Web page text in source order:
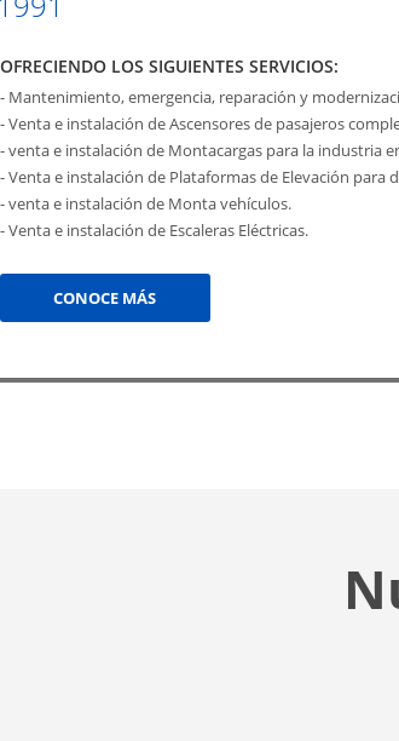
OFRECIENDO LOS SIGUIENTES SERVICIOS:
- Mantenimiento, emergencia, reparación y
- Venta e instalación de Ascensores de pasajeros
- venta e instalación de Montacargas para la industria
- Venta e instalación de Plataformas de Elevación para
- venta e instalación de Monta vehículos.
- Venta e instalación de Escaleras Eléctricas.
CONOCE MÁS